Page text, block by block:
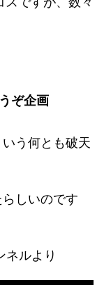
ぞ企画
う何とも破天
しいのです
ネルより